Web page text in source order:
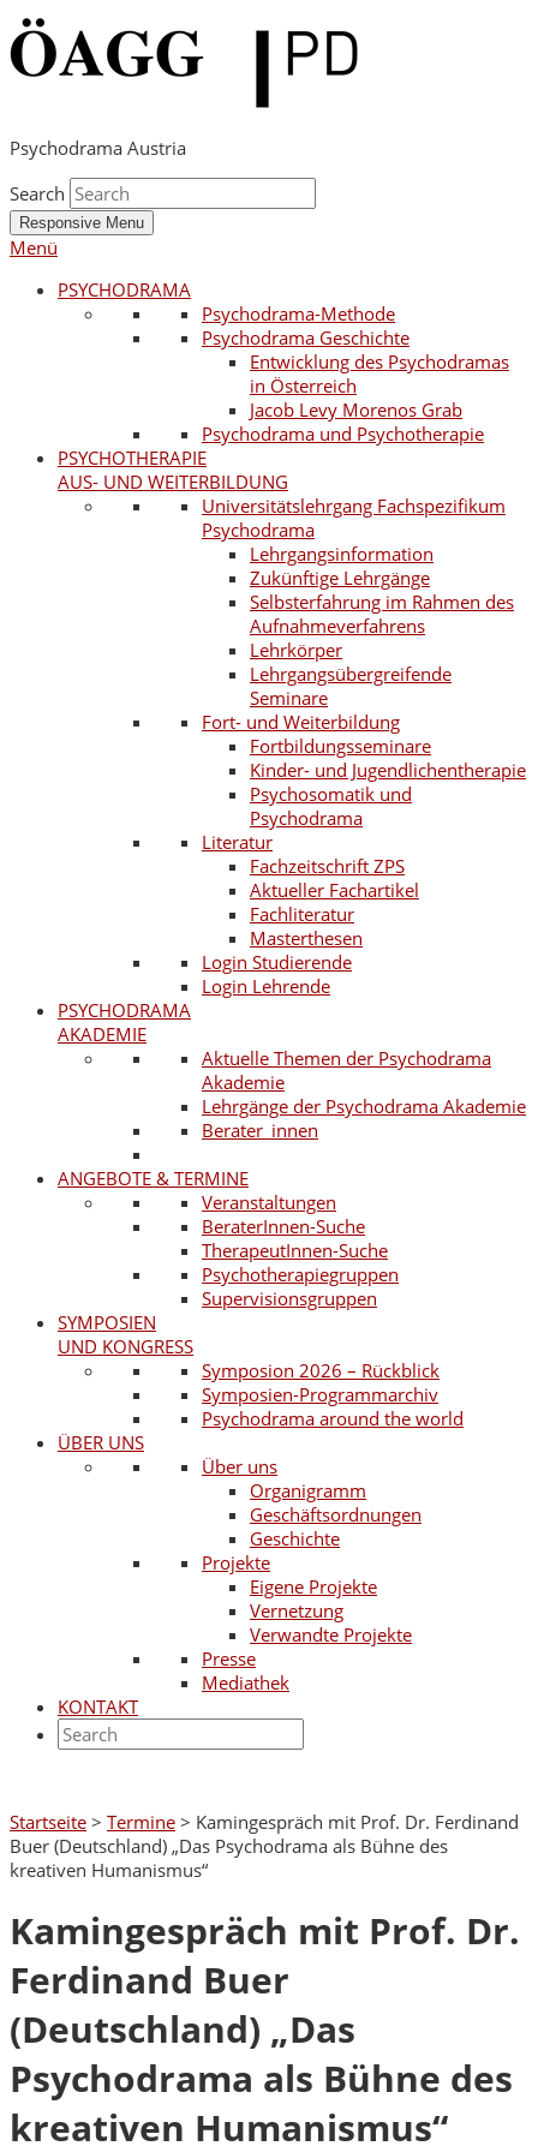
Psychodrama Austria
Search
Responsive Menu
Menü
PSYCHODRAMA
Psychodrama-Methode
Psychodrama Geschichte
Entwicklung des Psychodramas
in Österreich
Jacob Levy Morenos Grab
Psychodrama und Psychotherapie
PSYCHOTHERAPIE
AUS- UND WEITERBILDUNG
Universitätslehrgang Fachspezifikum
Psychodrama
Lehrgangsinformation
Zukünftige Lehrgänge
Selbsterfahrung im Rahmen des
Aufnahmeverfahrens
Lehrkörper
Lehrgangsübergreifende
Seminare
Fort- und Weiterbildung
Fortbildungsseminare
Kinder- und Jugendlichentherapie
Psychosomatik und
Psychodrama
Literatur
Fachzeitschrift ZPS
Aktueller Fachartikel
Fachliteratur
Masterthesen
Login Studierende
Login Lehrende
PSYCHODRAMA
AKADEMIE
Aktuelle Themen der Psychodrama
Akademie
Lehrgänge der Psychodrama Akademie
Berater_innen
ANGEBOTE & TERMINE
Veranstaltungen
BeraterInnen-Suche
TherapeutInnen-Suche
Psychotherapiegruppen
Supervisionsgruppen
SYMPOSIEN
UND KONGRESS
Symposion 2026 – Rückblick
Symposien-Programmarchiv
Psychodrama around the world
ÜBER UNS
Über uns
Organigramm
Geschäftsordnungen
Geschichte
Projekte
Eigene Projekte
Vernetzung
Verwandte Projekte
Presse
Mediathek
KONTAKT
Startseite > Termine > Kamingespräch mit Prof. Dr. Ferdinand
Buer (Deutschland) „Das Psychodrama als Bühne des
kreativen Humanismus“
Kamingespräch mit Prof. Dr.
Ferdinand Buer
(Deutschland) „Das
Psychodrama als Bühne des
kreativen Humanismus“